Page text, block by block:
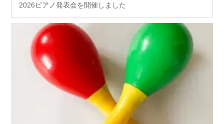
2026ピアノ発表会を開催しました